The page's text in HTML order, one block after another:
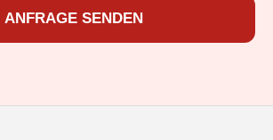
ANFRAGE SENDEN